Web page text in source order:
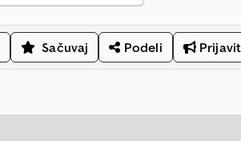
Sačuvaj Podeli